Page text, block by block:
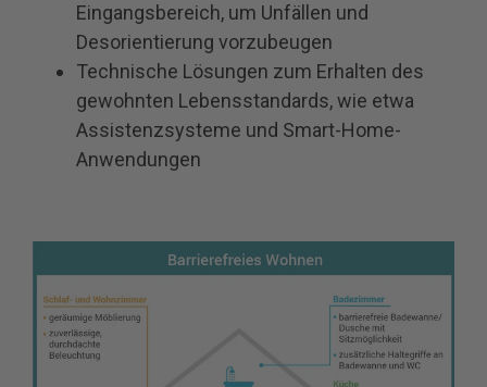
Eingangsbereich, um Unfällen und
Desorientierung vorzubeugen
Technische Lösungen zum Erhalten des
gewohnten Lebensstandards, wie etwa
Assistenzsysteme und Smart-Home-
Anwendungen